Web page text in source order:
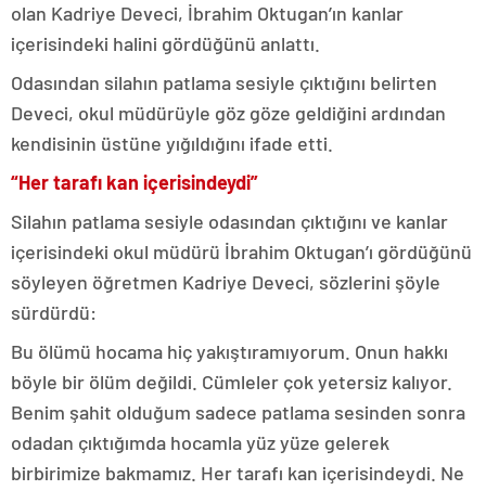
olan Kadriye Deveci, İbrahim Oktugan’ın kanlar
içerisindeki halini gördüğünü anlattı.
Odasından silahın patlama sesiyle çıktığını belirten
Deveci, okul müdürüyle göz göze geldiğini ardından
kendisinin üstüne yığıldığını ifade etti.
“Her tarafı kan içerisindeydi”
Silahın patlama sesiyle odasından çıktığını ve kanlar
içerisindeki okul müdürü İbrahim Oktugan’ı gördüğünü
söyleyen öğretmen Kadriye Deveci, sözlerini şöyle
sürdürdü:
Bu ölümü hocama hiç yakıştıramıyorum. Onun hakkı
böyle bir ölüm değildi. Cümleler çok yetersiz kalıyor.
Benim şahit olduğum sadece patlama sesinden sonra
odadan çıktığımda hocamla yüz yüze gelerek
birbirimize bakmamız. Her tarafı kan içerisindeydi. Ne